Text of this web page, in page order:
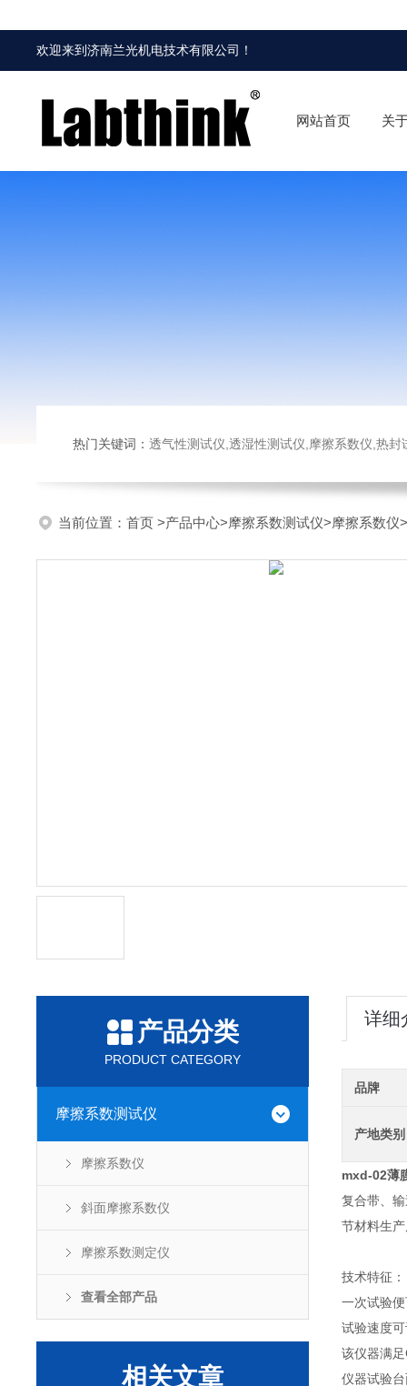
欢迎来到济南兰光机电技术有限公司 ！
网站首页 关
热门关键词： 透气性测试仪,透湿性测试仪,摩擦系数仪,热封试验仪,
当前位置： 首页 >产品中心>摩擦系数测试仪>摩擦系数仪
产品分类
PRODUCT CATEGORY
摩擦系数测试仪
摩擦系数仪
斜面摩擦系数仪
摩擦系数测定仪
查看全部产品
相关文章
详细
品牌
产地类别
mxd-02薄
复合带、
节材料生
技术特征：
一次试验
试验速度
该仪器满
仪器试验